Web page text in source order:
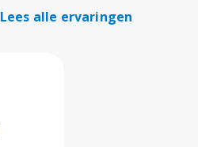
Lees alle ervaringen